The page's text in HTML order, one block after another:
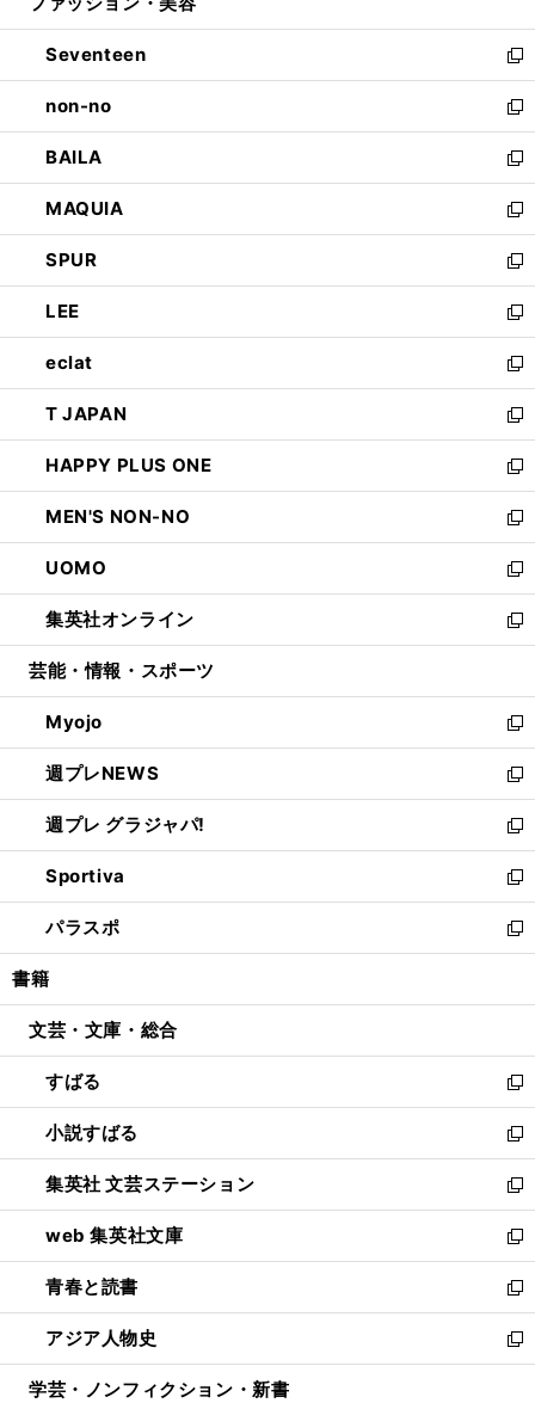
開
く
ウ
で
開
く
ン
ド
ウ
で
開
く
Seventeen
新
し
い
ウ
ィ
ン
ド
ウ
で
開
く
non-no
新
し
い
ウ
ィ
ン
ド
ウ
で
開
く
BAILA
新
し
い
ウ
ィ
ン
ド
ウ
で
開
く
MAQUIA
新
し
い
ウ
ィ
ン
ド
ウ
で
開
く
SPUR
新
し
い
ウ
ィ
ン
ド
ウ
で
開
く
LEE
新
し
い
ウ
ィ
ン
ド
ウ
で
開
く
eclat
新
し
い
ウ
ィ
ン
ド
ウ
で
開
く
T JAPAN
新
し
い
ウ
ィ
ン
ド
ウ
で
開
HAPPY PLUS ONE
新
し
い
ウ
ィ
ン
ド
ウ
開
く
MEN'S NON-NO
新
し
い
ウ
ィ
ン
ウ
で
開
く
UOMO
新
し
い
ウ
ン
ド
ウ
で
開
く
集英社オンライン
新
し
ウ
ィ
ン
ド
ウ
で
開
く
芸能・情報・スポーツ
Myojo
新
し
い
ウ
ィ
ン
ド
ウ
で
開
週プレNEWS
新
し
い
ウ
ィ
ン
ド
ウ
開
週プレ グラジャパ!
新
し
い
ウ
ィ
ン
ウ
開
く
Sportiva
新
し
い
ウ
ン
ウ
で
開
く
パラスポ
新
し
ウ
ン
ド
ウ
で
開
く
書籍
文芸・文庫・総合
すばる
新
し
い
ウ
ィ
ン
ド
ウ
で
開
く
小説すばる
新
し
い
ウ
ィ
ン
ド
ウ
で
開
集英社 文芸ステーション
新
し
い
ウ
ィ
ン
ド
ウ
web 集英社文庫
新
し
い
ウ
ィ
ン
青春と読書
新
し
い
ウ
アジア人物史
新
し
学芸・ノンフィクション・新書